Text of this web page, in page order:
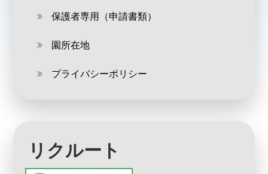
保護者専用（申請書類）
園所在地
プライバシーポリシー
リクルート